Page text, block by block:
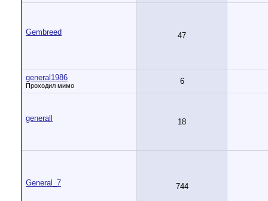
Gembreed 47
general1986
Проходил мимо 6
generall 18
General_7 744